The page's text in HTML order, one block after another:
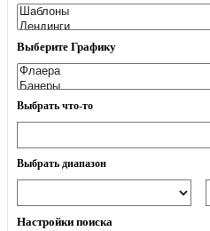
Выберите Графику
Выбрать что-то
Выбрать диапазон
Настройки поиска